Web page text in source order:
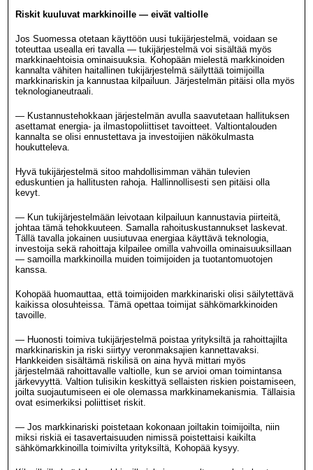
Riskit kuuluvat markkinoille — eivät valtiolle
Jos Suomessa otetaan käyttöön uusi tukijärjestelmä, voidaan se
toteuttaa usealla eri tavalla — tukijärjestelmä voi sisältää myös
markkinaehtoisia ominaisuuksia. Kohopään mielestä markkinoiden
kannalta vähiten haitallinen tukijärjestelmä säilyttää toimijoilla
markkinariskin ja kannustaa kilpailuun. Järjestelmän pitäisi olla myös
teknologianeutraali.
— Kustannustehokkaan järjestelmän avulla saavutetaan hallituksen
asettamat energia- ja ilmastopoliittiset tavoitteet. Valtiontalouden
kannalta se olisi ennustettava ja investoijien näkökulmasta
houkutteleva.
Hyvä tukijärjestelmä sitoo mahdollisimman vähän tulevien
eduskuntien ja hallitusten rahoja. Hallinnollisesti sen pitäisi olla
kevyt.
— Kun tukijärjestelmään leivotaan kilpailuun kannustavia piirteitä,
johtaa tämä tehokkuuteen. Samalla rahoituskustannukset laskevat.
Tällä tavalla jokainen uusiutuvaa energiaa käyttävä teknologia,
investoija sekä rahoittaja kilpailee omilla vahvoilla ominaisuuksillaan
— samoilla markkinoilla muiden toimijoiden ja tuotantomuotojen
kanssa.
Kohopää huomauttaa, että toimijoiden markkinariski olisi säilytettävä
kaikissa olosuhteissa. Tämä opettaa toimijat sähkömarkkinoiden
tavoille.
— Huonosti toimiva tukijärjestelmä poistaa yrityksiltä ja rahoittajilta
markkinariskin ja riski siirtyy veronmaksajien kannettavaksi.
Hankkeiden sisältämä riskilisä on aina hyvä mittari myös
järjestelmää rahoittavalle valtiolle, kun se arvioi oman toimintansa
järkevyyttä. Valtion tulisikin keskittyä sellaisten riskien poistamiseen,
joilta suojautumiseen ei ole olemassa markkinamekanismia. Tällaisia
ovat esimerkiksi poliittiset riskit.
— Jos markkinariski poistetaan kokonaan joiltakin toimijoilta, niin
miksi riskiä ei tasavertaisuuden nimissä poistettaisi kaikilta
sähkömarkkinoilla toimivilta yrityksiltä, Kohopää kysyy.